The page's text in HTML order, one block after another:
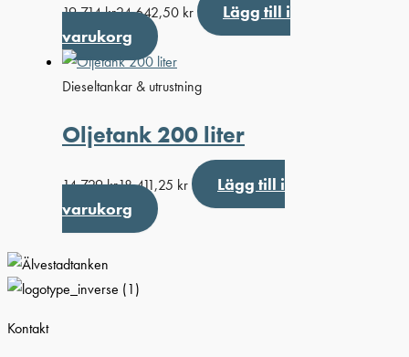
19 714kr24 642,50 kr
Lägg till i
varukorg
Dieseltankar & utrustning
Oljetank 200 liter
14 729kr18 411,25 kr
Lägg till i
varukorg
Kontakt